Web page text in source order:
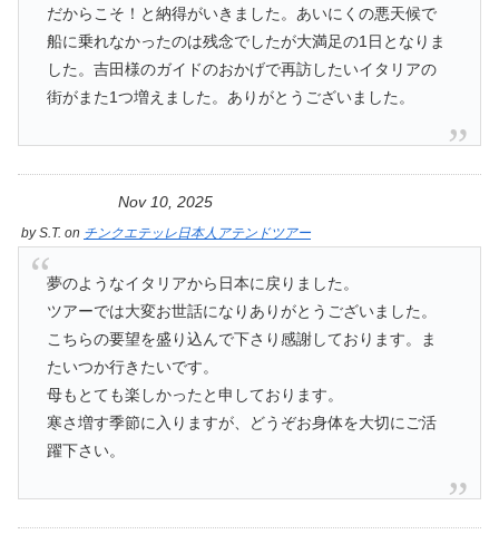
だからこそ！と納得がいきました。あいにくの悪天候で
船に乗れなかったのは残念でしたが大満足の1日となりま
した。吉田様のガイドのおかげで再訪したいイタリアの
街がまた1つ増えました。ありがとうございました。
Nov 10, 2025
byS.T. on チンクエテッレ日本人アテンドツアー
夢のようなイタリアから日本に戻りました。
ツアーでは大変お世話になりありがとうございました。
こちらの要望を盛り込んで下さり感謝しております。ま
たいつか行きたいです。
母もとても楽しかったと申しております。
寒さ増す季節に入りますが、どうぞお身体を大切にご活
躍下さい。